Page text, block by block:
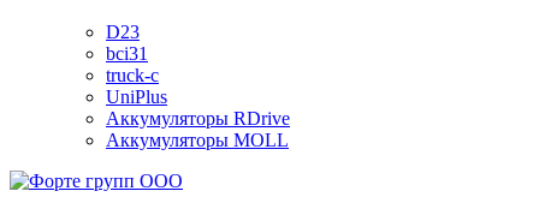
D23
bci31
truck-c
UniPlus
Аккумуляторы RDrive
Аккумуляторы MOLL